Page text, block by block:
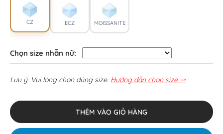
CZ ECZ MOISSANITE
Chọn size nhẫn nữ:
Lưu ý: Vui lòng chọn đúng size. Hướng dẫn chọn size ⇀
THÊM VÀO GIỎ HÀNG